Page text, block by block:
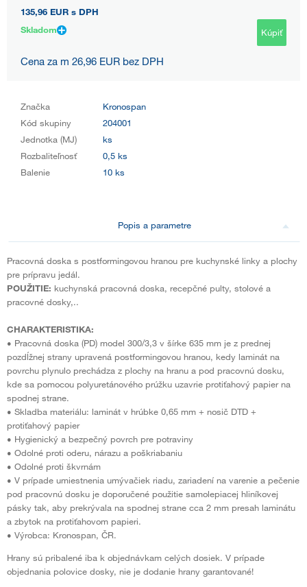
135,96 EUR s DPH
Skladom
Kúpiť
Cena za m 26,96 EUR bez DPH
Značka
Kronospan
Kód skupiny
204001
Jednotka (MJ)
ks
Rozbaliteľnosť
0,5 ks
Balenie
10 ks
Popis a parametre
Pracovná doska s postformingovou hranou pre kuchynské linky a plochy
pre prípravu jedál.
POUŽITIE: kuchynská pracovná doska, recepčné pulty, stolové a
pracovné dosky,..
CHARAKTERISTIKA:
• Pracovná doska (PD) model 300/3,3 v šírke 635 mm je z prednej
pozdĺžnej strany upravená postformingovou hranou, kedy laminát na
povrchu plynulo prechádza z plochy na hranu a pod pracovnú dosku,
kde sa pomocou polyuretánového prúžku uzavrie protiťahový papier na
spodnej strane.
• Skladba materiálu: laminát v hrúbke 0,65 mm + nosič DTD +
protiťahový papier
• Hygienický a bezpečný povrch pre potraviny
• Odolné proti oderu, nárazu a poškriabaniu
• Odolné proti škvrnám
• V prípade umiestnenia umývačiek riadu, zariadení na varenie a pečenie
pod pracovnú dosku je doporučené použitie samolepiacej hliníkovej
pásky tak, aby prekrývala na spodnej strane cca 2 mm presah laminátu
a zbytok na protiťahovom papieri.
• Výrobca: Kronospan, ČR.
Hrany sú pribalené iba k objednávkam celých dosiek. V prípade
objednania polovice dosky, nie je dodanie hrany garantované!